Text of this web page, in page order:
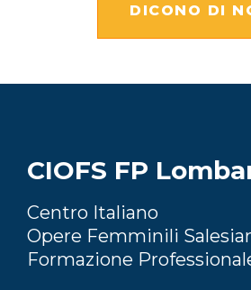
DICONO DI
CIOFS FP
Centro Italiano
Opere Femminili
Formazione